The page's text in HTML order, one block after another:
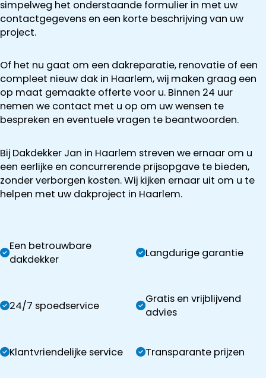
simpelweg het onderstaande formulier in met uw
contactgegevens en een korte beschrijving van uw
project.
Of het nu gaat om een dakreparatie, renovatie of een
compleet nieuw dak in Haarlem, wij maken graag een
op maat gemaakte offerte voor u. Binnen 24 uur
nemen we contact met u op om uw wensen te
bespreken en eventuele vragen te beantwoorden.
Bij Dakdekker Jan in Haarlem streven we ernaar om u
een eerlijke en concurrerende prijsopgave te bieden,
zonder verborgen kosten. Wij kijken ernaar uit om u te
helpen met uw dakproject in Haarlem.
Een betrouwbare
dakdekker
Langdurige garantie
24/7 spoedservice
Gratis en vrijblijvend
advies
Klantvriendelijke service Transparante prijzen